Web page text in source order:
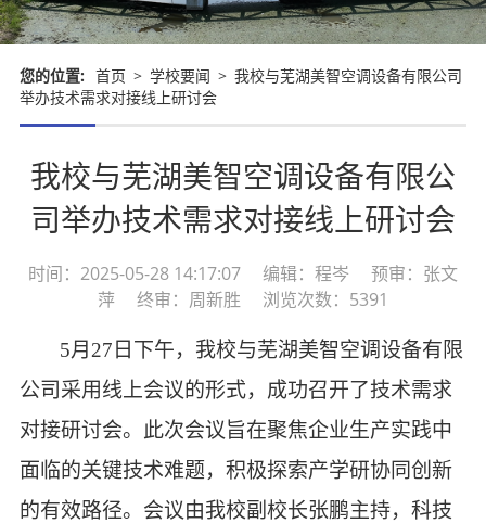
您的位置: 首页 > 学校要闻 > 我校与芜湖美智空调设备有限公司
举办技术需求对接线上研讨会
我校与芜湖美智空调设备有限公
司举办技术需求对接线上研讨会
时间：2025-05-28 14:17:07 编辑：程岑 预审：张文
萍 终审：周新胜 浏览次数：5391
5月 27日下午，我校与芜湖美智空调设备有限
公司采用线上会议的形式，成功召开了技术需求
对接研讨会。此次会议旨在聚焦企业生产实践中
面临的关键技术难题，积极探索产学研协同创新
的有效路径。会议由我校副校长张鹏主持，科技